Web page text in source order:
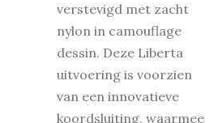
verstevigd met zacht
nylon in camouflage
dessin. Deze Liberta
uitvoering is voorzien
van een innovatieve
koordsluiting, waarmee